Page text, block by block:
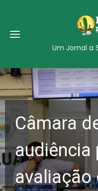
Um Jornal a
Câmara
audiência
avaliação